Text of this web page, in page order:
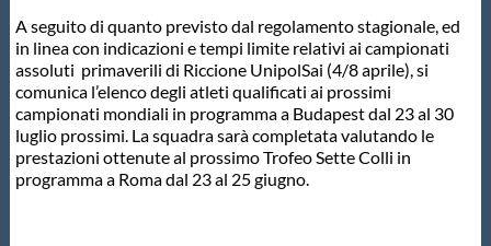
GUG
Scuole Nuoto
Propaganda
A seguito di quanto previsto dal regolamento stagionale, ed
in linea con indicazioni e tempi limite relativi ai campionati
assoluti primaverili di Riccione UnipolSai (4/8 aprile), si
comunica l’elenco degli atleti qualificati ai prossimi
campionati mondiali in programma a Budapest dal 23 al 30
luglio prossimi. La squadra sarà completata valutando le
prestazioni ottenute al prossimo Trofeo Sette Colli in
programma a Roma dal 23 al 25 giugno.